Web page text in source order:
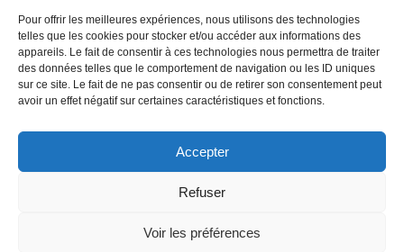
Pour offrir les meilleures expériences, nous utilisons des technologies
telles que les cookies pour stocker et/ou accéder aux informations des
appareils. Le fait de consentir à ces technologies nous permettra de traiter
des données telles que le comportement de navigation ou les ID uniques
sur ce site. Le fait de ne pas consentir ou de retirer son consentement peut
avoir un effet négatif sur certaines caractéristiques et fonctions.
Accepter
Refuser
Voir les préférences
WEB Cercle – archives vidéos
Souscription au Cercle Entreprises et Santé
Nous contacter
Politique de confidentialité